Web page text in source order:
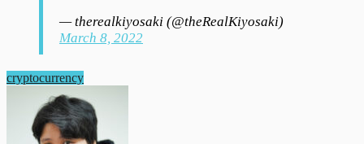
— therealkiyosaki (@theRealKiyosaki)
March 8, 2022
cryptocurrency